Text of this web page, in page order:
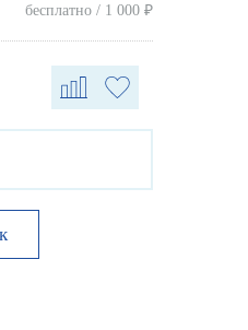
бесплатно / 1 000 ₽